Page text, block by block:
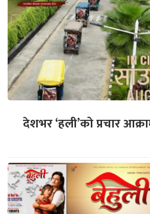
देशभर ‘हली’को प्रचार